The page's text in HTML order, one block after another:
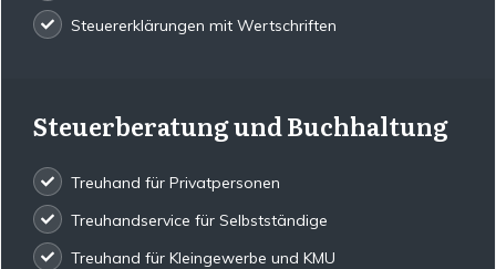
Steuererklärungen mit Wertschriften
Steuerberatung und Buchhaltung
Treuhand für Privatpersonen
Treuhandservice für Selbstständige
Treuhand für Kleingewerbe und KMU